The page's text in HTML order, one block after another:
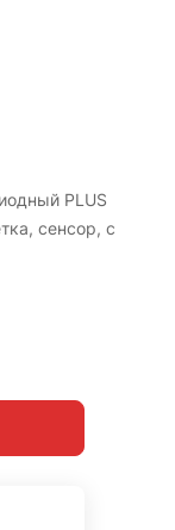
PLUS
сенсор, с